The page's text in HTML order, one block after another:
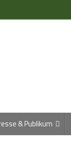
& Publikum